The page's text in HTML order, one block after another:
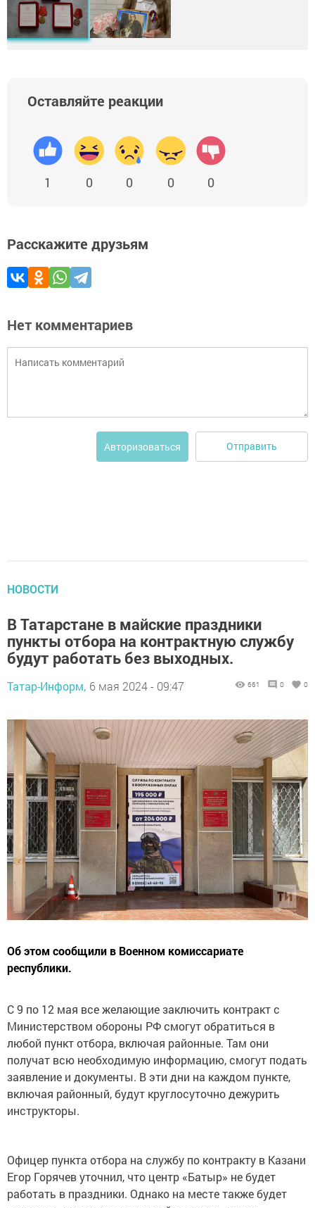
Оставляйте реакции
1 0 0 0 0
Расскажите друзьям
Нет комментариев
Авторизоваться Отправить
НОВОСТИ
В Татарстане в майские праздники
пункты отбора на контрактную службу
будут работать без выходных.
Татар-Информ, 6 мая 2024 - 09:47 661 0 0
Об этом сообщили в Военном комиссариате
республики.
С 9 по 12 мая все желающие заключить контракт с
Министерством обороны РФ смогут обратиться в
любой пункт отбора, включая районные. Там они
получат всю необходимую информацию, смогут подать
заявление и документы. В эти дни на каждом пункте,
включая районный, будут круглосуточно дежурить
инструкторы.
Офицер пункта отбора на службу по контракту в Казани
Егор Горячев уточнил, что центр «Батыр» не будет
работать в праздники. Однако на месте также будет